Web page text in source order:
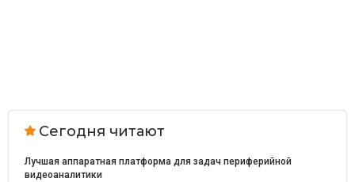
Сегодня читают
Лучшая аппаратная платформа для задач периферийной
видеоаналитики